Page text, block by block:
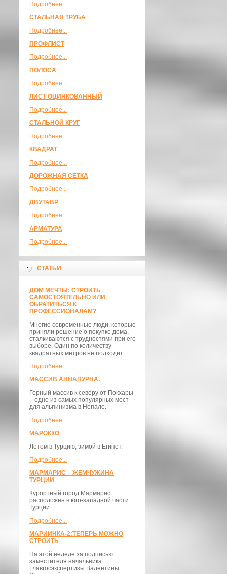
Подробнее...
СТАЛЬНАЯ ТРУБА
Подробнее...
ПРОФЛИСТ
Подробнее...
ПОЛОСА
Подробнее...
ЛИСТ ОЦИНКОВАННЫЙ
Подробнее...
СТАЛЬНОЙ КРУГ
Подробнее...
КВАДРАТ
Подробнее...
ДОРОЖНАЯ СЕТКА
Подробнее...
ДВУТАВР
Подробнее...
АРМАТУРА
Подробнее...
СТАТЬИ
ДОМ МЕЧТЫ: СТРОИТЬ
САМОСТОЯТЕЛЬНО ИЛИ
ОБРАТИТЬСЯ К
ПРОФЕССИОНАЛАМ?
Многие современные люди, которые
приняли решение о покупке дома,
сталкиваются с трудностями при его
выборе. Один по количеству
квадратных метров не подходит
Подробнее...
МАССИВ АННАПУРНА.
Горный массив к северу от Покхары
– одно из самых популярных мест
для альпинизма в Непале.
Подробнее...
МАРОККО
Летом в Турцию, зимой в Египет.
Подробнее...
МАРМАРИС – ЖЕМЧУЖИНА
ТУРЦИИ
Курортный город Мармарис
расположен в юго-западной части
Турции.
Подробнее...
МАРИИНКА-2:ТЕПЕРЬ МОЖНО
СТРОИТЬ
На этой неделе за подписью
заместителя начальника
Главгосэкспертизы Валентины